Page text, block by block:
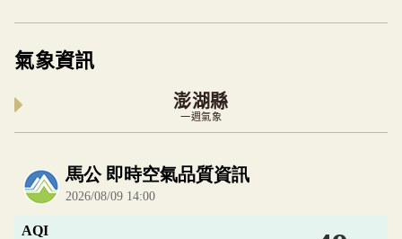
氣象資訊
澎湖縣
一週氣象
內嵌空氣品質小工具為視覺預覽，完整即時空